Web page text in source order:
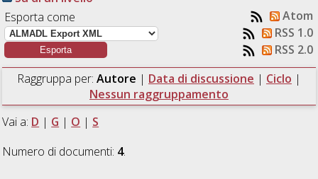
Esporta come
Atom
RSS 1.0
RSS 2.0
Raggruppa per: Autore | Data di discussione | Ciclo |
Nessun raggruppamento
Vai a: D | G | O | S
Numero di documenti: 4.